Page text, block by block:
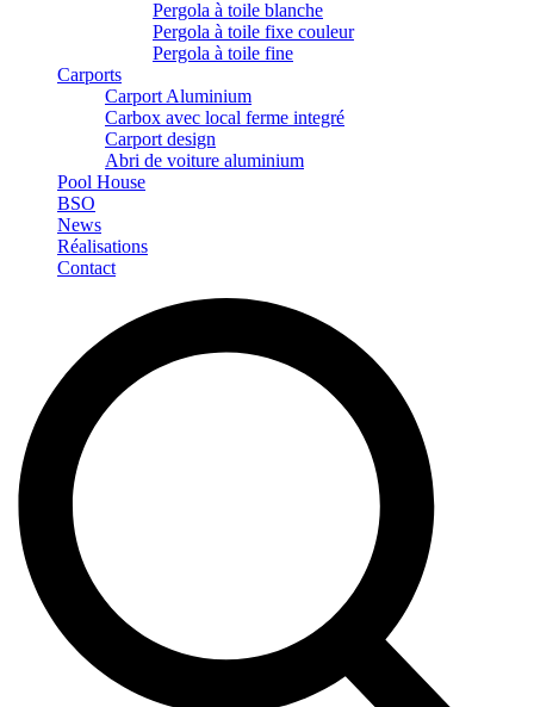
Pergola à toile blanche
Pergola à toile fixe couleur
Pergola à toile fine
Carports
Carport Aluminium
Carbox avec local ferme integré
Carport design
Abri de voiture aluminium
Pool House
BSO
News
Réalisations
Contact